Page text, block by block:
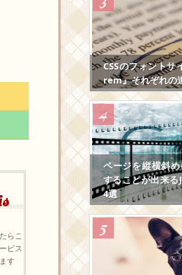
らこ
ビス
す
CSSのフォント
rem』それぞれの
ページを縦横斜
することが出来
4選